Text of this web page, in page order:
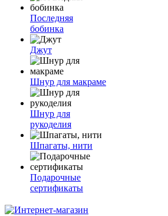
Последняя
бобинка
Джут
Шнур для макраме
Шнур для
рукоделия
Шпагаты, нити
Подарочные
сертификаты